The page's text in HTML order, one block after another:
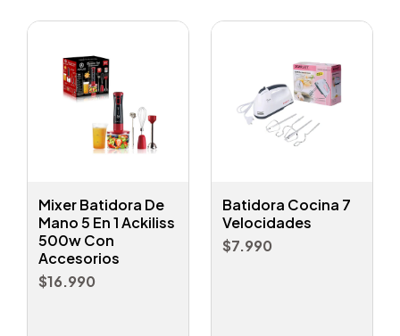
Mixer Batidora De
Mano 5 En 1 Ackiliss
500w Con
Accesorios
$16.990
Batidora Cocina 7
Velocidades
$7.990